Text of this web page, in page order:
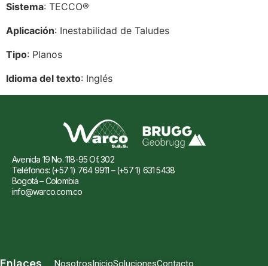
Sistema: TECCO®
Aplicación: Inestabilidad de Taludes
Tipo: Planos
Idioma del texto: Inglés
Avenida 19 No. 118-95 Of. 302
Teléfonos: (+57 1) 764 9911 – (+57 1) 631 5438
Bogotá – Colombia
info@warco.com.co
Enlaces NosotrosInicioSolucionesContacto